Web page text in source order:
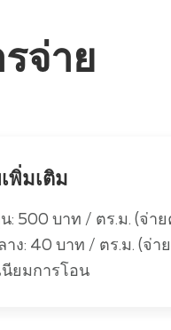
จ่าย
พิ่มเติม
: 500 บาท / ตร.ม. (จ่าย
าง: 40 บาท / ตร.ม. (จ่า
นียมการโอน